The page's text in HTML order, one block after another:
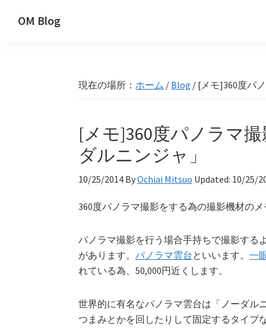
OM Blog
現在の場所： ホーム / Blog / [メモ]360度パ
[メモ]360度パノラマ
ダルニンジャ」
10/25/2014 ByOchiai Mitsuo Updated: 10/25/
360度パノラマ撮影をする為の撮影機材のメ
パノラマ撮影を行う場合手持ちで撮影する
があります。 パノラマ雲台 といいます。 一
れている為、50,000円近くします。
世界的に有名なパノラマ雲台は「ノーダル
つまみとかを回したりして固定するタイプ